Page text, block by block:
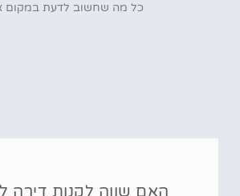
כל מה שחשוב לדעת במקום
האם שווה לקנות דירה